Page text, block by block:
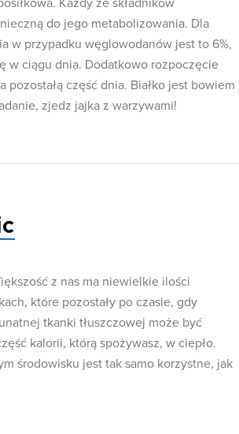
Każdy ze składników
do jego metabolizowania. Dla
w przypadku węglowodanów jest to 6%,
w ciągu dnia. Dodatkowo rozpoczęcie
część dnia. Białko jest bowiem
zjedz jajka z warzywami!
z nas ma niewielkie ilości
które pozostały po czasie, gdy
tkanki tłuszczowej może być
kalorii, którą spożywasz, w ciepło.
środowisku jest tak samo korzystne, jak